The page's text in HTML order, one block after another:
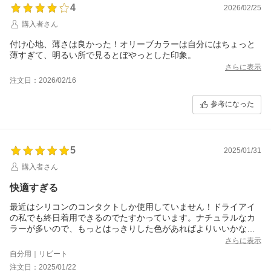
4
2026/02/25
購入者さん
付け心地、薄さは良かった！オリーブカラーは自分にはちょっと
薄すぎて、明るい所で見るとぼやっとした印象。
さらに表示
注文日：2026/02/16
参考になった
5
2025/01/31
購入者さん
快適すぎる
最近はシリコンのコンタクトしか使用していません！ドライアイ
の私でも終日着用できるのでたすかっています。ナチュラルなカ
ラーが多いので、もっとはっきりした色があればよりいいかなと
さらに表示
自分用｜リピート
注文日：2025/01/22